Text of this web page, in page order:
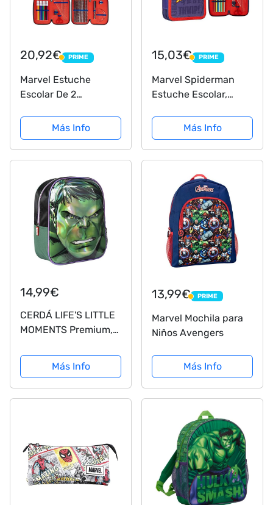
20,92€ PRIME
PRIME
Marvel Estuche
Escolar De 2
Estuche Escolar
Grande con Material
Escolar de Los
Más Info
15,03€ PRIME
PRIME
Marvel Spiderman
Estuche Escolar,
Escolar, Estuche
Pinturas Para Niños 2
Compartimentos con
de Colores, Regalos
Para...
Más Info
14,99€
CERDÁ LIFE'S LITTLE
MOMENTS Premium,
Avengers Hulk
25x31x10 CM Niños,
Verde (Green), 31 Cm
Más Info
13,99€ PRIME
PRIME
Marvel Mochila para
Niños Avengers
Más Info